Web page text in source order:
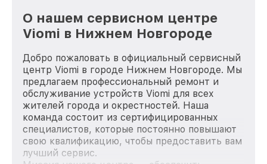
О нашем сервисном центре
Viomi в Нижнем Новгороде
Добро пожаловать в официальный сервисный
центр Viomi в городе Нижнем Новгороде. Мы
предлагаем профессиональный ремонт и
обслуживание устройств Viomi для всех
жителей города и окрестностей. Наша
команда состоит из сертифицированных
специалистов, которые постоянно повышают
свою квалификацию, чтобы предоставить вам
лучший сервис.